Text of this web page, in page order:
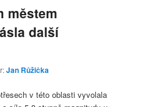
městem
další
Jan Růžička
v této oblasti vyvolala